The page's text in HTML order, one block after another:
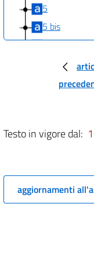
5
5 bis
6
11
12 bis
13
Testo in vigore dal:
aggiornamenti